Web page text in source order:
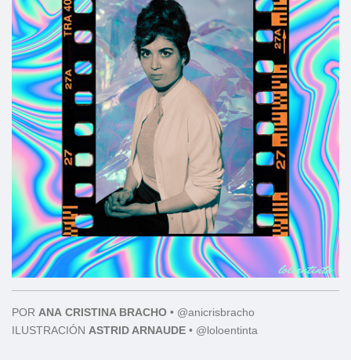
POR ANA CRISTINA BRACHO • @anicrisbracho
ILUSTRACIÓN ASTRID ARNAUDE • @loloentinta